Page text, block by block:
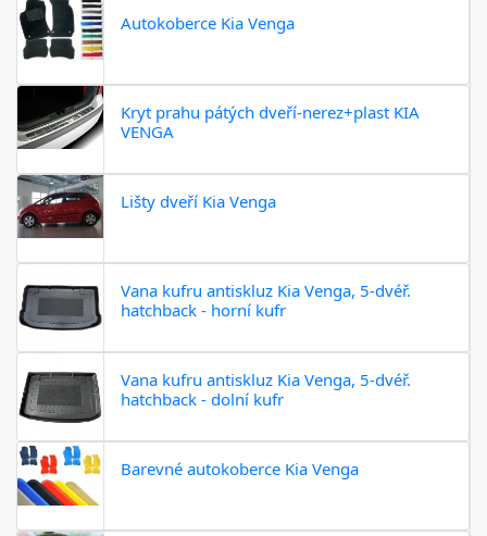
Autokoberce Kia Venga
Kryt prahu pátých dveří-nerez+plast KIA
VENGA
Lišty dveří Kia Venga
Vana kufru antiskluz Kia Venga, 5-dvéř.
hatchback - horní kufr
Vana kufru antiskluz Kia Venga, 5-dvéř.
hatchback - dolní kufr
Barevné autokoberce Kia Venga